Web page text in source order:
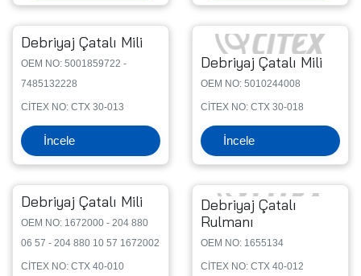
Debriyaj Çatalı Mili
OEM NO: 5001859722 -
7485132228
CİTEX NO: CTX 30-013
İncele
Debriyaj Çatalı Mili
OEM NO: 5010244008
CİTEX NO: CTX 30-018
İncele
Debriyaj Çatalı Mili
OEM NO: 1672000 - 204 880
06 57 - 204 880 10 57 1672002
CİTEX NO: CTX 40-010
Debriyaj Çatalı
Rulmanı
OEM NO: 1655134
CİTEX NO: CTX 40-012